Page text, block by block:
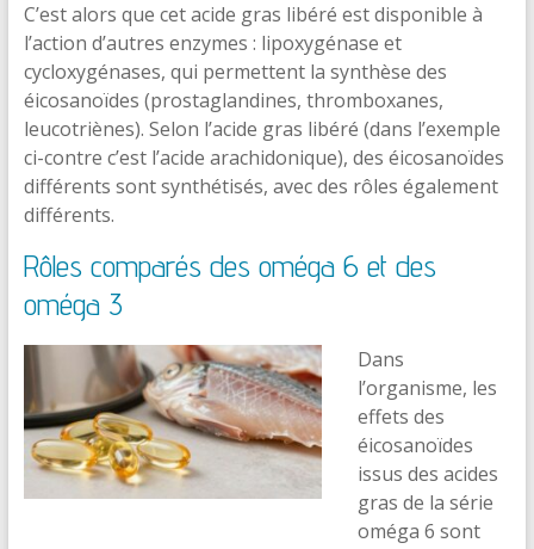
C’est alors que cet acide gras libéré est disponible à
l’action d’autres enzymes : lipoxygénase et
cycloxygénases, qui permettent la synthèse des
éicosanoïdes (prostaglandines, thromboxanes,
leucotriènes). Selon l’acide gras libéré (dans l’exemple
ci-contre c’est l’acide arachidonique), des éicosanoïdes
différents sont synthétisés, avec des rôles également
différents.
Rôles comparés des oméga 6 et des
oméga 3
Dans
l’organisme, les
effets des
éicosanoïdes
issus des acides
gras de la série
oméga 6 sont